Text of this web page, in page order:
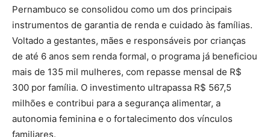
Pernambuco se consolidou como um dos principais
instrumentos de garantia de renda e cuidado às famílias.
Voltado a gestantes, mães e responsáveis por crianças
de até 6 anos sem renda formal, o programa já beneficiou
mais de 135 mil mulheres, com repasse mensal de R$
300 por família. O investimento ultrapassa R$ 567,5
milhões e contribui para a segurança alimentar, a
autonomia feminina e o fortalecimento dos vínculos
familiares.